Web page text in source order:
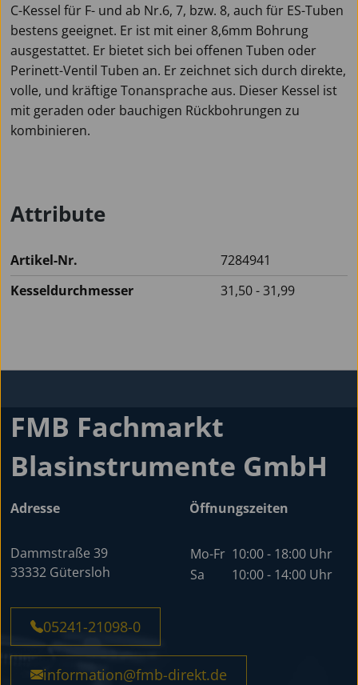
C-Kessel für F- und ab Nr.6, 7, bzw. 8, auch für ES-Tuben
bestens geeignet. Er ist mit einer 8,6mm Bohrung
ausgestattet. Er bietet sich bei offenen Tuben oder
Perinett-Ventil Tuben an. Er zeichnet sich durch direkte,
volle, und kräftige Tonansprache aus. Dieser Kessel ist
mit geraden oder bauchigen Rückbohrungen zu
kombinieren.
Attribute
Artikel-Nr.
7284941
Kesseldurchmesser
31,50 - 31,99
FMB Fachmarkt
Blasinstrumente GmbH
Adresse
Dammstraße 39
33332 Gütersloh
Öffnungszeiten
Mo-Fr 10:00 - 18:00 Uhr
Sa
10:00 - 14:00 Uhr
05241-21098-0
information@fmb-direkt.de